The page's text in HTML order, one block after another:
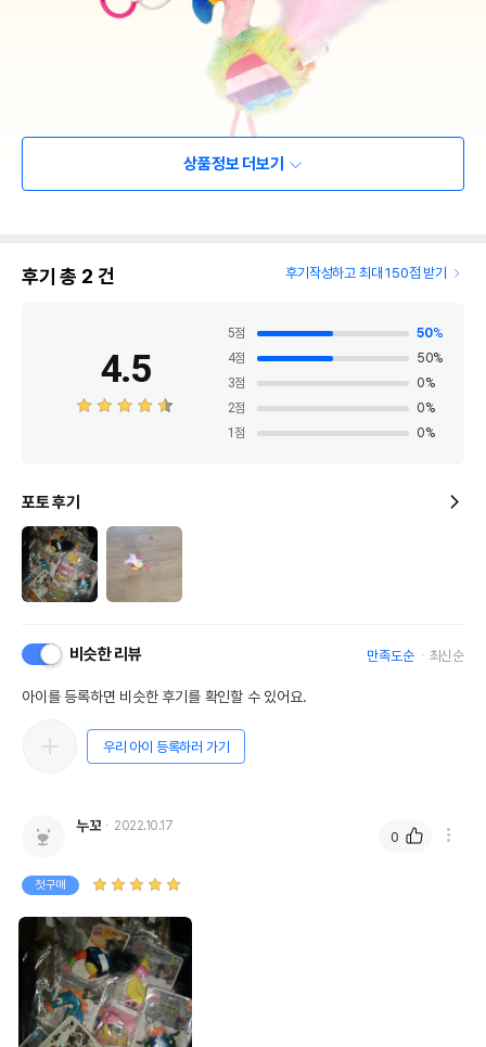
상품정보 더보기
후기 총 2 건 후기작성하고 최대 150점 받기
4.5
5점 50%
4점 50%
3점 0%
2점 0%
1 점 0%
포토 후기
비슷한 리뷰 만족도순 최신순
아이를 등록하면 비슷한 후기를 확인할 수 있어요.
우리 아이 등록하러 가기
누꼬 2022.10.17
첫구매
0